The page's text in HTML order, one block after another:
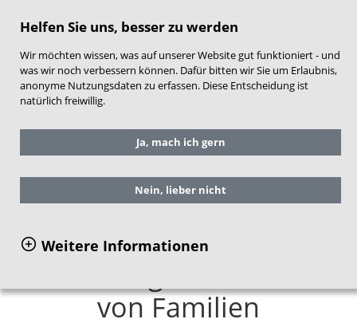
Helfen Sie uns, besser zu werden
Wir möchten wissen, was auf unserer Website gut funktioniert - und
was wir noch verbessern können. Dafür bitten wir Sie um Erlaubnis,
anonyme Nutzungsdaten zu erfassen. Diese Entscheidung ist
natürlich freiwillig.
Ja, mach ich gern
Nein, lieber nicht
Weitere Informationen
Sie befinden sich hier: Service
Einzelansicht Publikationen
Lebenslagen und
von Familien